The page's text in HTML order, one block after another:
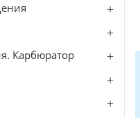
Карбюратор